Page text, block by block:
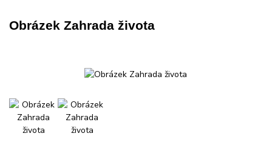
Obrázek Zahrada života